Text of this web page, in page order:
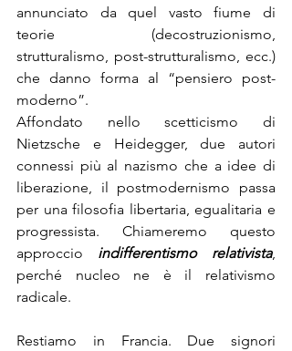
annunciato da quel vasto fiume di
teorie (decostruzionismo,
strutturalismo, post-strutturalismo, ecc.)
che danno forma al “pensiero post-
moderno”.
Affondato nello scetticismo di
Nietzsche e Heidegger, due autori
connessi più al nazismo che a idee di
liberazione, il postmodernismo passa
per una filosofia libertaria, egualitaria e
progressista. Chiameremo questo
approccio indifferentismo relativista,
perché nucleo ne è il relativismo
radicale.
Restiamo in Francia. Due signori